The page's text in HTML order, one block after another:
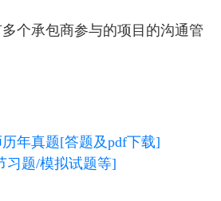
个承包商参与的项目的沟通管
年真题[答题及pdf下载]
习题/模拟试题等]